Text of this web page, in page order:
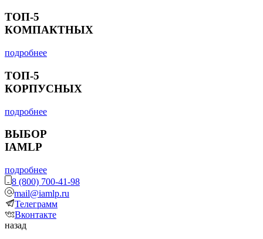
ТОП-5
КОМПАКТНЫХ
подробнее
ТОП-5
КОРПУСНЫХ
подробнее
ВЫБОР
IAMLP
подробнее
8 (800) 700-41-98
mail@iamlp.ru
Телеграмм
Вконтакте
назад